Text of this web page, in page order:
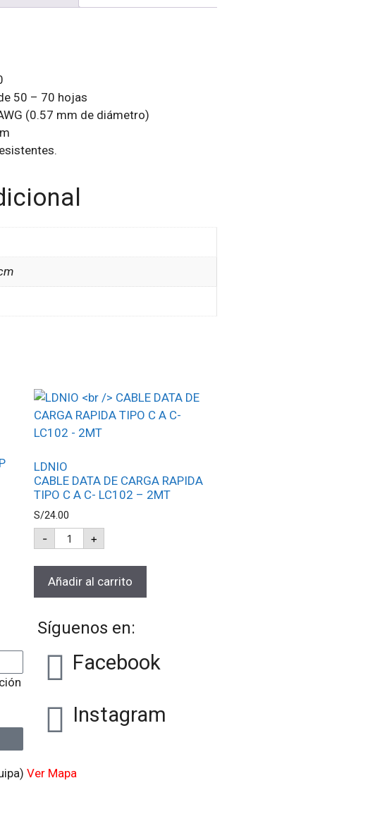
50 – 70 hojas
(0.57 mm de diámetro)
LDNIO
CABLE DATA DE CARGA RAPIDA
TIPO C A C- LC102 – 2MT
S/24.00
- +
Añadir al carrito
Síguenos en:
Facebook
Instagram
Ver Mapa